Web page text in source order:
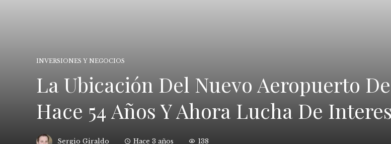
INVERSIONES Y NEGOCIOS
La Ubicación Del Nuevo Aeropuerto
Hace 54 Años Y Ahora Lucha De
Sergio Giraldo Hace 3 años 138